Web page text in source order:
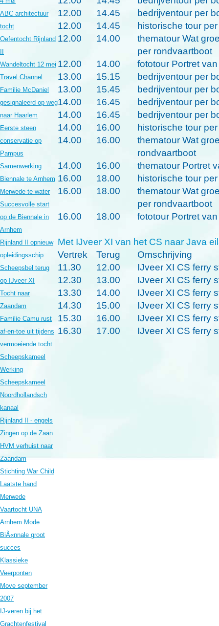
ABC architectuur
tocht
Oefentocht Rijnland
II
Wandeltocht 12 mei
Travel Channel
Familie McDaniel
gesignaleerd op weg
naar Haarlem
Eerste steen
conservatie op
Pampus
Samenwerking
Biennale te Arnhem
Merwede te water
Succesvolle start
op de Biennale in
Arnhem
Rijnland II opnieuw
opleidingsschip
Scheepsbel terug
op IJveer XI
Tocht naar
Zaandam
Familie Camu rust
af-en-toe uit tijdens
vermoeiende tocht
Scheepskameel
Werking
Scheepskameel
Noordhollandsch
kanaal
Rijnland II - engels
Zingen op de Zaan
HVM verhuist naar
Zaandam
Stichting War Child
Laatste hand
Merwede
Vaartocht UNA
Arnhem Mode
BiÃ«nnale groot
succes
Klassieke
Veerponten
Move september
2007
IJ-veren bij het
Grachtenfestival
12.00
14.45
bedrijventour per
12.00
14.45 historische tour
12.00
14.00 thematour Wat
per rondvaartboot
12.00
14.00 fototour Portret
13.00
15.15
bedrijventour per
13.00
15.45
bedrijventour per
14.00
16.45
bedrijventour per
14.00
16.45
bedrijventour per
14.00
16.00 historische tour
14.00
16.00 thematour Wat
rondvaartboot
14.00
16.00 thematour Portret
16.00
18.00 historische tour
16.00
18.00 thematour Wat
per rondvaartboot
16.00
18.00 fototour Portret
Met IJveer XI van het CS naar Java
Vertrek
Terug
Omschrijving
11.30
12.00
IJveer XI CS ferry
12.30
13.00
IJveer XI CS ferry
13.30
14.00
IJveer XI CS ferry
14.30
15.00
IJveer XI CS ferry
15.30
16.00
IJveer XI CS ferry
16.30
17.00 IJveer XI CS ferry